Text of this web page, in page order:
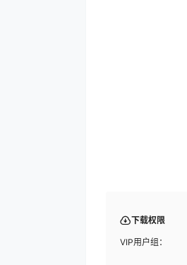
下载权限
VIP用户组：